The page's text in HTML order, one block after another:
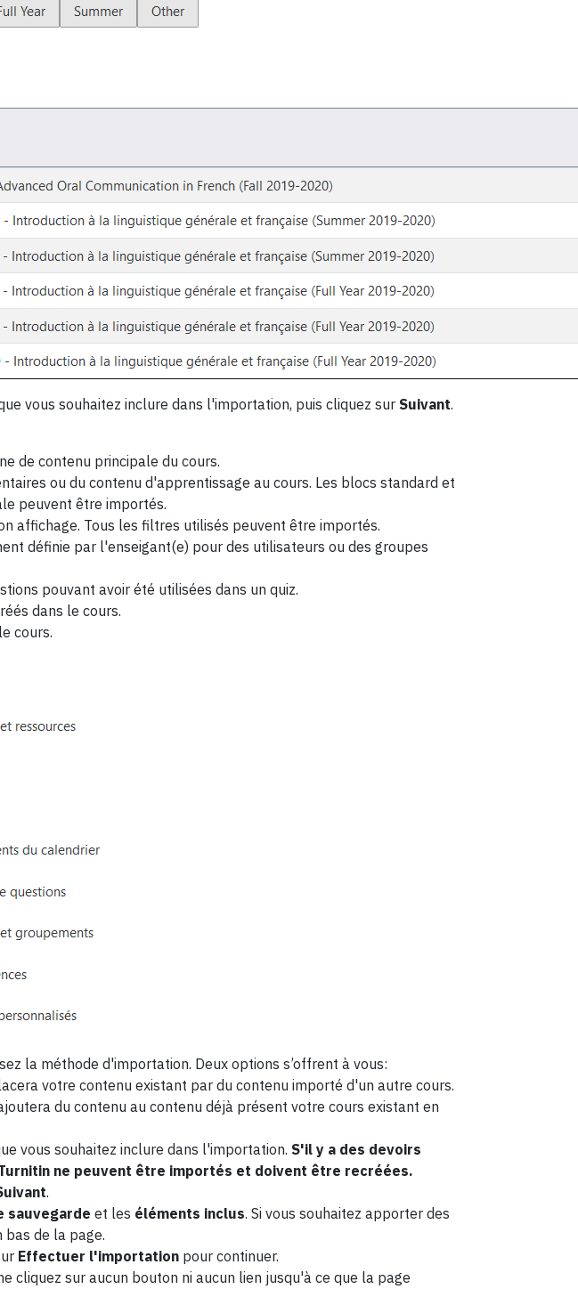
vous souhaitez inclure dans l'importation, puis cliquez sur Suivant.
de contenu principale du cours.
ou du contenu d'apprentissage au cours. Les blocs standard et
peuvent être importés.
affichage. Tous les filtres utilisés peuvent être importés.
définie par l'enseigant(e) pour des utilisateurs ou des groupes
pouvant avoir été utilisées dans un quiz.
dans le cours.
cours.
la méthode d'importation. Deux options s’offrent à vous:
votre contenu existant par du contenu importé d'un autre cours.
du contenu au contenu déjà présent votre cours existant en
vous souhaitez inclure dans l'importation. S'il y a des devoirs
ne peuvent être importés et doivent être recréées.
.
sauvegarde et les éléments inclus. Si vous souhaitez apporter des
bas de la page.
Effectuer l'importation pour continuer.
cliquez sur aucun bouton ni aucun lien jusqu'à ce que la page